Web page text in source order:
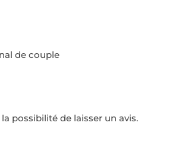
de couple
possibilité de laisser un avis.